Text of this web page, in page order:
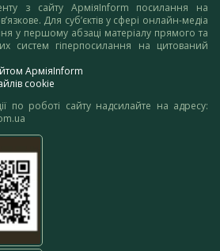
з сайту АрміяInform посилання на
Для суб’єктів у сфері онлайн-медіа
у першому абзаці матеріалу прямого та
систем гіперпосилання на цитований
АрміяInform
cookie
по роботі сайту надсилайте на адресу: